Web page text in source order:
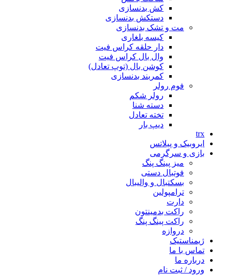
کش بدنسازی
دستکش بدنسازی
مت و تشک بدنسازی
کیسه بلغاری
دار حلقه کراس فیت
وال بال کراس فیت
کوشن بال (توپ تعادل)
کمربند بدنسازی
فوم رولر
رولر شکم
دسته شنا
تخته تعادل
دیپ بار
trx
ایروبیک و پیلاتس
بازی و سرگرمی
میز پینگ پنگ
فوتبال دستی
بسکتبال و والیبال
ترامپولین
دارت
راکت بدمینتون
راکت پینگ پنگ
دروازه
ژیمناستیک
تماس با ما
درباره ما
ورود / ثبت نام